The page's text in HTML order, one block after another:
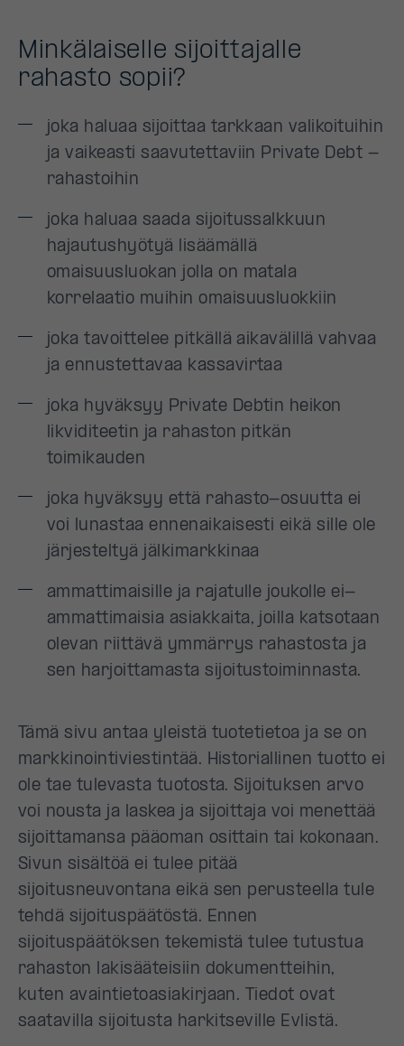
Minkälaiselle sijoittajalle
rahasto sopii?
joka haluaa sijoittaa tarkkaan valikoituihin
ja vaikeasti saavutettaviin Private Debt -
rahastoihin
joka haluaa saada sijoitussalkkuun
hajautushyötyä lisäämällä
omaisuusluokan jolla on matala
korrelaatio muihin omaisuusluokkiin
joka tavoittelee pitkällä aikavälillä vahvaa
ja ennustettavaa kassavirtaa
joka hyväksyy Private Debtin heikon
likviditeetin ja rahaston pitkän
toimikauden
joka hyväksyy että rahasto-osuutta ei
voi lunastaa ennenaikaisesti eikä sille ole
järjesteltyä jälkimarkkinaa
ammattimaisille ja rajatulle joukolle ei-
ammattimaisia asiakkaita, joilla katsotaan
olevan riittävä ymmärrys rahastosta ja
sen harjoittamasta sijoitustoiminnasta.
Tämä sivu antaa yleistä tuotetietoa ja se on
markkinointiviestintää. Historiallinen tuotto ei
ole tae tulevasta tuotosta. Sijoituksen arvo
voi nousta ja laskea ja sijoittaja voi menettää
sijoittamansa pääoman osittain tai kokonaan.
Sivun sisältöä ei tulee pitää
sijoitusneuvontana eikä sen perusteella tule
tehdä sijoituspäätöstä. Ennen
sijoituspäätöksen tekemistä tulee tutustua
rahaston lakisääteisiin dokumentteihin,
kuten avaintietoasiakirjaan. Tiedot ovat
saatavilla sijoitusta harkitseville Evlistä.